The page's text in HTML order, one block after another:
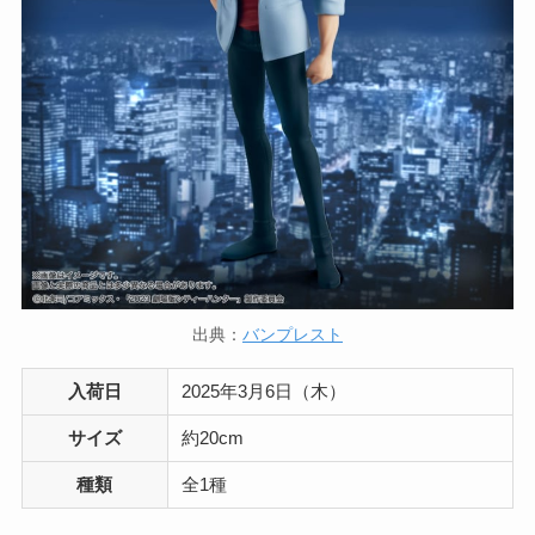
出典： バンプレスト
入荷日 2025年3月6日（木）
サイズ 約20cm
種類 全1種